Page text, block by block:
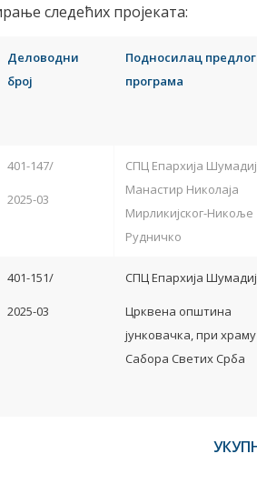
следећих пројеката:
Деловодни
број
Подносилац
програма
401-147/
2025-03
СПЦ Епархија
Манастир Николаја
Мирликијског-Никоље
Рудничко
401-151/
2025-03
СПЦ Епархија
Црквена општина
јунковачка, при храму
Сабора Светих Срба